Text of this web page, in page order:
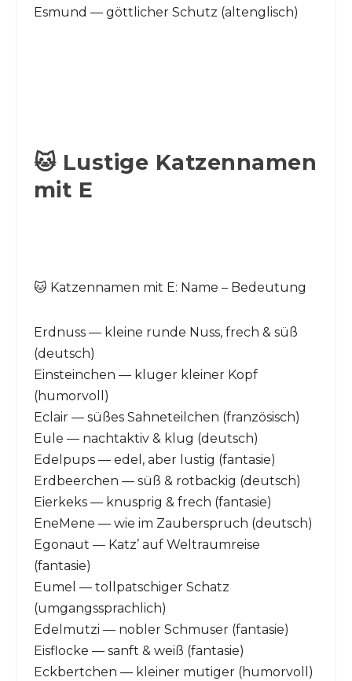
Esmund — göttlicher Schutz (altenglisch)
🐱 Lustige Katzennamen
mit E
🐱 Katzennamen mit E: Name – Bedeutung
Erdnuss — kleine runde Nuss, frech & süß
(deutsch)
Einsteinchen — kluger kleiner Kopf
(humorvoll)
Eclair — süßes Sahneteilchen (französisch)
Eule — nachtaktiv & klug (deutsch)
Edelpups — edel, aber lustig (fantasie)
Erdbeerchen — süß & rotbackig (deutsch)
Eierkeks — knusprig & frech (fantasie)
EneMene — wie im Zauberspruch (deutsch)
Egonaut — Katz’ auf Weltraumreise
(fantasie)
Eumel — tollpatschiger Schatz
(umgangssprachlich)
Edelmutzi — nobler Schmuser (fantasie)
Eisflocke — sanft & weiß (fantasie)
Eckbertchen — kleiner mutiger (humorvoll)